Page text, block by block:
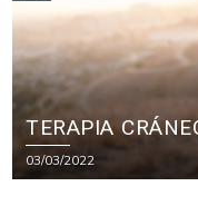
TERAPIA
03/03/2022